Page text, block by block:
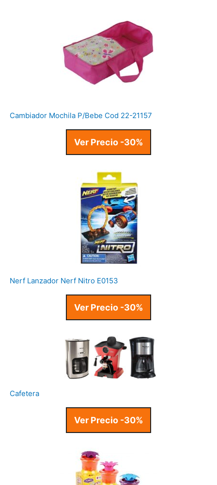
Cambiador Mochila P/Bebe Cod 22-21157
Ver Precio -30%
Nerf Lanzador Nerf Nitro E0153
Ver Precio -30%
Cafetera
Ver Precio -30%